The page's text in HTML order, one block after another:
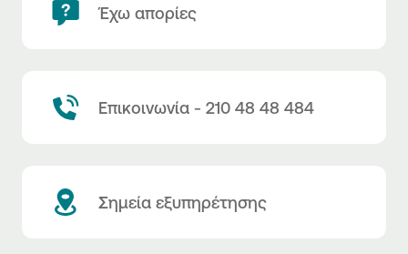
Έχω απορίες
Επικοινωνία - 210 48 48 484
Σημεία εξυπηρέτησης